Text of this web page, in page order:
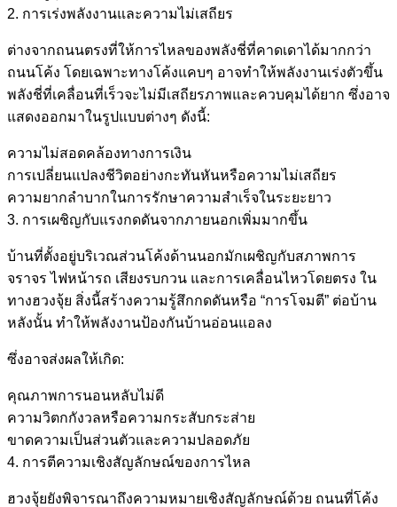
2. การเร่งพลังงานและความไม่เสถียร
ต่างจากถนนตรงที่ให้การไหลของพลังชี่ที่คาดเดาได้มากกว่า
ถนนโค้ง โดยเฉพาะทางโค้งแคบๆ อาจทำให้พลังงานเร่งตัวขึ้น
พลังชี่ที่เคลื่อนที่เร็วจะไม่มีเสถียรภาพและควบคุมได้ยาก ซึ่งอาจ
แสดงออกมาในรูปแบบต่างๆ ดังนี้:
ความไม่สอดคล้องทางการเงิน
การเปลี่ยนแปลงชีวิตอย่างกะทันหันหรือความไม่เสถียร
ความยากลำบากในการรักษาความสำเร็จในระยะยาว
3. การเผชิญกับแรงกดดันจากภายนอกเพิ่มมากขึ้น
บ้านที่ตั้งอยู่บริเวณส่วนโค้งด้านนอกมักเผชิญกับสภาพการ
จราจร ไฟหน้ารถ เสียงรบกวน และการเคลื่อนไหวโดยตรง ใน
ทางฮวงจุ้ย สิ่งนี้สร้างความรู้สึกกดดันหรือ “การโจมตี” ต่อบ้าน
หลังนั้น ทำให้พลังงานป้องกันบ้านอ่อนแอลง
ซึ่งอาจส่งผลให้เกิด:
คุณภาพการนอนหลับไม่ดี
ความวิตกกังวลหรือความกระสับกระส่าย
ขาดความเป็นส่วนตัวและความปลอดภัย
4. การตีความเชิงสัญลักษณ์ของการไหล
ฮวงจุ้ยยังพิจารณาถึงความหมายเชิงสัญลักษณ์ด้วย ถนนที่โค้ง